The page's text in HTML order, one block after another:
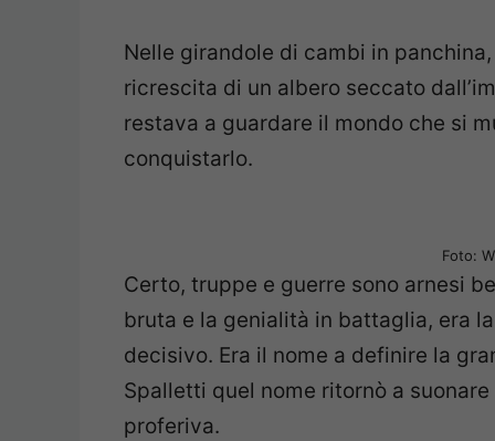
Nelle girandole di cambi in
ricrescita di un albero seccato
restava a guardare il mondo che si
conquistarlo.
Foto:
Certo, truppe e guerre sono arnesi
bruta e la genialità in battaglia, era
decisivo. Era il nome a definire la
Spalletti quel nome ritornò a
proferiva.